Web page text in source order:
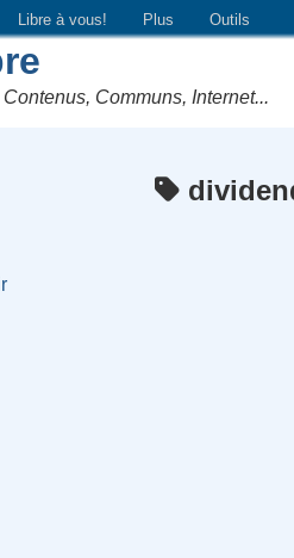
Libre à vous! Plus Outils
Communs, Internet...